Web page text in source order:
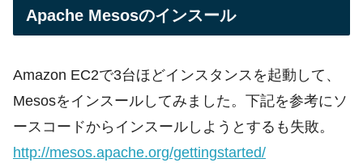
Apache Mesosのインスール
Amazon EC2で3台ほどインスタンスを起動して、
Mesosをインスールしてみました。下記を参考にソ
ースコードからインスールしようとするも失敗。
http://mesos.apache.org/gettingstarted/